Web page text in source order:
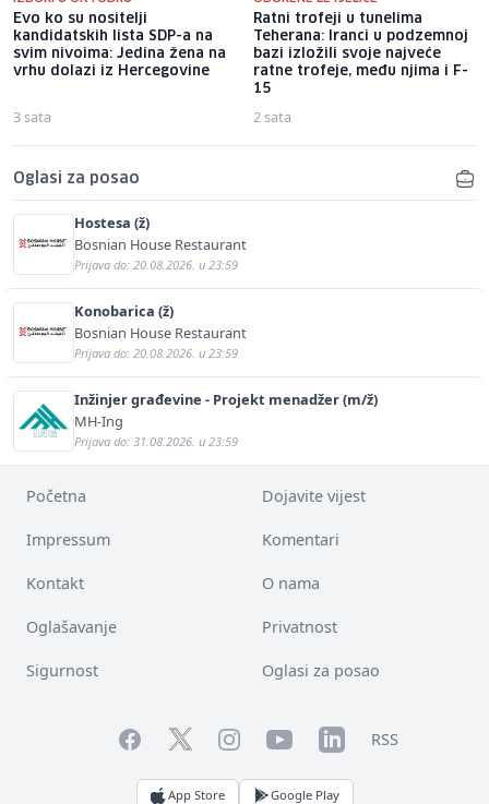
Evo ko su nositelji
kandidatskih lista SDP-a na
svim nivoima: Jedina žena na
vrhu dolazi iz Hercegovine
3 sata
Ratni trofeji u tunelima
Teherana: Iranci u podzemnoj
bazi izložili svoje najveće
ratne trofeje, među njima i F-
15
2 sata
Oglasi za posao
Hostesa (ž)
Bosnian House Restaurant
Prijava do: 20.08.2026. u 23:59
Konobarica (ž)
Bosnian House Restaurant
Prijava do: 20.08.2026. u 23:59
Inžinjer građevine - Projekt menadžer (m/ž)
MH-Ing
Prijava do: 31.08.2026. u 23:59
Početna Dojavite vijest
Impressum Komentari
Kontakt O nama
Oglašavanje Privatnost
Sigurnost Oglasi za posao
FacebookTwitterInstagramYouTubeLinkedInRSS
App Store Google Play